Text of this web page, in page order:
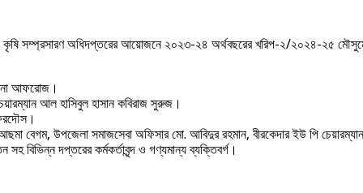
কৃষি সম্প্রসারণ অধিদপ্তরের আয়োজনে ২০২৩-২৪ অর্থবছরের খরিপ-২/২০২৪-২৫
আফরোজ।
আল হাসিবুল হাসান কবিরাজ সুরুজ।
বেগম, উপজেলা সমাজসেবা অফিসার মো. আবিদুর রহমান, বীরকেদার ইউ পি
বিভিন্ন দপ্তরের কর্মকর্তাবৃন্দ ও গণ্যমান্য ব্যক্তিবর্গ।